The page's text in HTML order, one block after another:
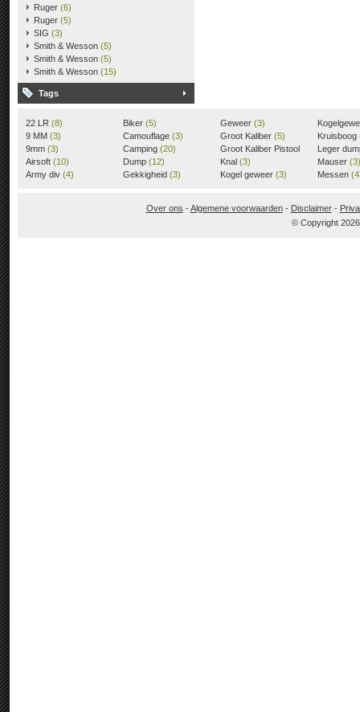
Ruger (6)
Ruger (5)
SIG (3)
Smith & Wesson (5)
Smith & Wesson (5)
Smith & Wesson (15)
Tags
22 LR (8)
9 MM (3)
9mm (3)
Airsoft (10)
Army div (4)
Biker (5)
Camouflage (3)
Camping (20)
Dump (12)
Gekkigheid (3)
Geweer (3)
Groot Kaliber (5)
Groot Kaliber Pistool
(3)
Knal (3)
Kogel geweer (3)
Kruisboog
Leger
Mauser (3)
Messen
Over ons -Algemene voorwaarden- Disclaimer-
© Copyright